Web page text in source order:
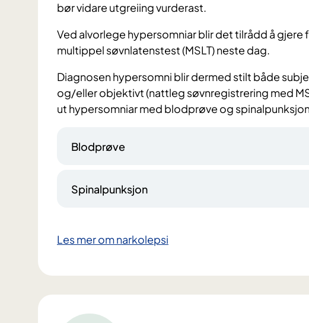
bør vidare utgreiing vurderast.
Ved alvorlege hypersomniar blir det tilrådd å
multippel søvnlatenstest (MSLT) neste dag.
Diagnosen hypersomni blir dermed stilt både
og/eller objektivt (nattleg søvnregistrering med
ut hypersomniar med blodprøve og
Blodprøve
Spinalpunksjon
Les mer om narkolepsi